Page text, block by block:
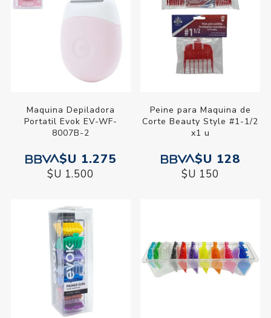
Maquina Depiladora
Portatil Evok EV-WF-
8007B-2
$U 1.275
$U 1.500
Peine para Maquina de
Corte Beauty Style #1-1/2
x1 u
$U 128
$U 150